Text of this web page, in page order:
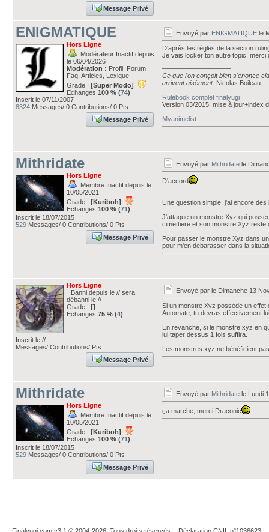
Message Privé
ENIGMATIQUE
Hors Ligne
Modérateur Inactif depuis
le 06/04/2026
Modération : Profil, Forum,
Faq, Articles, Lexique
Grade : [Super Modo]
Echanges 100 % (74)
Inscrit le 07/11/2007
8324 Messages/ 0 Contributions/ 0 Pts
Message Privé
Envoyé par ENIGMATIQUE le
D'après les règles de la section
Je vais locker ton autre topic, merci
Ce que l'on conçoit bien s'énonce
arrivent aisément. Nicolas Boileau
Rulebook complet finalyugi
Version 03/2015: mise à jour+index
Myanimelist
Mithridate
Hors Ligne
Membre Inactif depuis le
10/05/2021
Grade : [Kuriboh]
Echanges 100 % (71)
Inscrit le 18/07/2015
529 Messages/ 0 Contributions/ 0 Pts
Message Privé
Envoyé par Mithridate le
D'accord
Une question simple, j'ai encore
J'attaque un monstre Xyz qui
cimettiere et son monstre Xyz reste
Pour passer le monstre Xyz dans
pour m'en debarasser dans la
Hors Ligne
Banni depuis le // sera
débanni le //
Grade : []
Echanges 75 % (4)
Inscrit le //
Messages/ Contributions/ Pts
Message Privé
Envoyé par le Dimanche 13
Si un monstre Xyz possède un
Automate, tu devras effectivement
En revanche, si le monstre xyz en
lui taper dessus 1 fois suffira.
Les monstres xyz ne bénéficient
Mithridate
Hors Ligne
Membre Inactif depuis le
10/05/2021
Grade : [Kuriboh]
Echanges 100 % (71)
Inscrit le 18/07/2015
529 Messages/ 0 Contributions/ 0 Pts
Message Privé
Envoyé par Mithridate le Lundi
ça marche, merci Draconic